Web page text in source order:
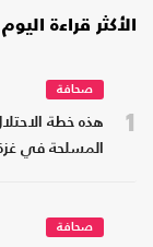
الأكثر قراءة اليوم
1
صحافة
هذه خطة
المسلحة في
صحافة